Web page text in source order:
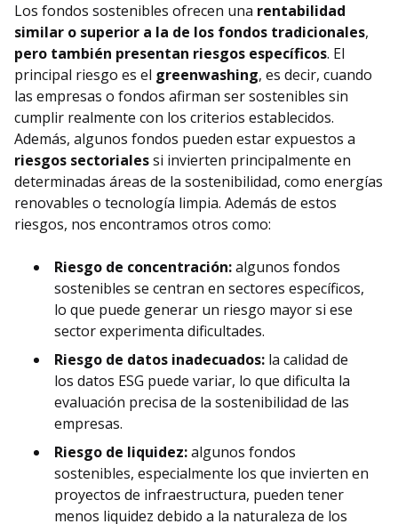
Los fondos sostenibles ofrecen una rentabilidad
similar o superior a la de los fondos tradicionales,
pero también presentan riesgos específicos. El
principal riesgo es el greenwashing, es decir, cuando
las empresas o fondos afirman ser sostenibles sin
cumplir realmente con los criterios establecidos.
Además, algunos fondos pueden estar expuestos a
riesgos sectorialessi invierten principalmente en
determinadas áreas de la sostenibilidad, como energías
renovables o tecnología limpia. Además de estos
riesgos, nos encontramos otros como:
Riesgo de concentración:algunos fondos
sostenibles se centran en sectores específicos,
lo que puede generar un riesgo mayor si ese
sector experimenta dificultades.
Riesgo de datos inadecuados: la calidad de
los datos ESG puede variar, lo que dificulta la
evaluación precisa de la sostenibilidad de las
empresas.
Riesgo de liquidez:algunos fondos
sostenibles, especialmente los que invierten en
proyectos de infraestructura, pueden tener
menos liquidez debido a la naturaleza de los